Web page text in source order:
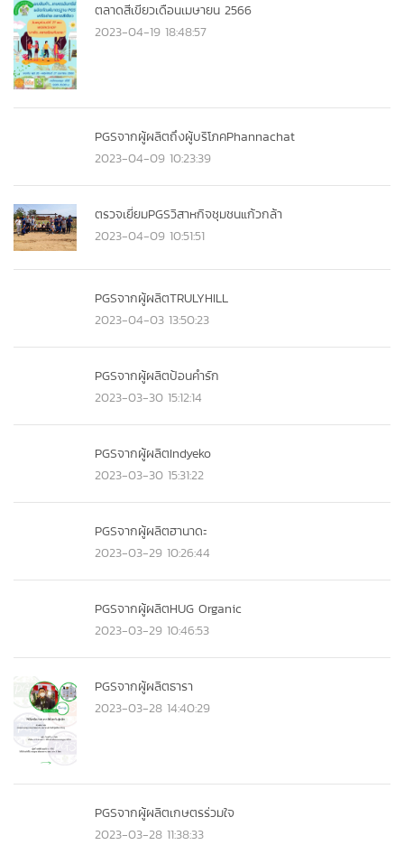
ตลาดสีเขียวเดือนเมษายน 2566
2023-04-19 18:48:57
PGSจากผู้ผลิตถึงผู้บริโภคPhannachat
2023-04-09 10:23:39
ตรวจเยี่ยมPGSวิสาหกิจชุมชนแก้วกล้า
2023-04-09 10:51:51
PGSจากผู้ผลิตTRULYHILL
2023-04-03 13:50:23
PGSจากผู้ผลิตป้อนคำรัก
2023-03-30 15:12:14
PGSจากผู้ผลิตIndyeko
2023-03-30 15:31:22
PGSจากผู้ผลิตฮานาดะ
2023-03-29 10:26:44
PGSจากผู้ผลิตHUG Organic
2023-03-29 10:46:53
PGSจากผู้ผลิตธารา
2023-03-28 14:40:29
PGSจากผู้ผลิตเกษตรร่วมใจ
2023-03-28 11:38:33